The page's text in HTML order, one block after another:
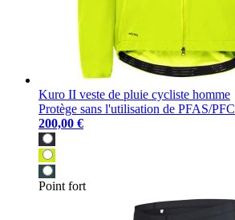
Kuro II veste de pluie cycliste homme
Protège sans l'utilisation de PFAS/PFC
200,00 €
Point fort